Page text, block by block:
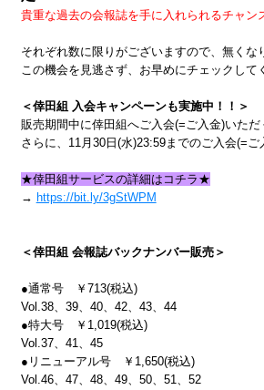
貴重な過去の会報誌を手に入れられるチャン
それぞれ数に限りがございますので、無くな
この機会を見逃さず、お早めにチェックして
＜倖田組 入会キャンペーンも実施中！！＞
販売期間中に倖田組へご入会(=ご入金)いた
さらに、11月30日(水)23:59までのご入会(=
★倖田組サービスの詳細はコチラ★
→ https://bit.ly/3gStWPM
＜倖田組 会報誌バックナンバー販売＞
●通常号 ￥713(税込)
Vol.38、39、40、42、43、44
●特大号 ￥1,019(税込)
Vol.37、41、45
●リニューアル号 ￥1,650(税込)
Vol.46、47、48、49、50、51、52